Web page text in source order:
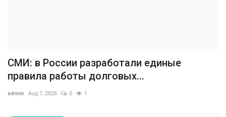
СМИ: в России разработали единые
правила работы долговых...
admin Aug 7, 2026 0 1